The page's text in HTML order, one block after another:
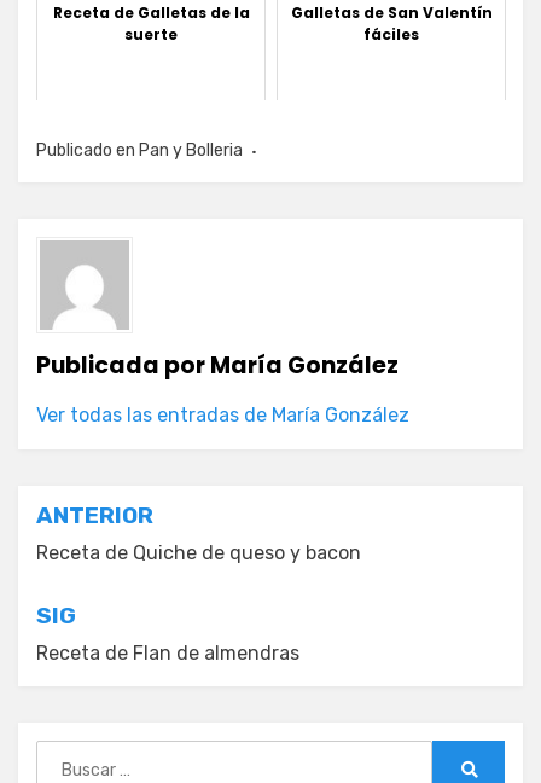
Receta de Galletas de la
suerte
Galletas de San Valentín
fáciles
Publicado en Pan y Bolleria
Publicada porMaría González
Ver todas las entradas de María González
Navegación
de
entradas
ANTERIOR
Receta de Quiche de queso y bacon
SIG
Receta de Flan de almendras